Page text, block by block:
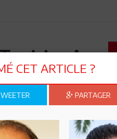
: A
?
CET ARTICLE ?
PARTAGER